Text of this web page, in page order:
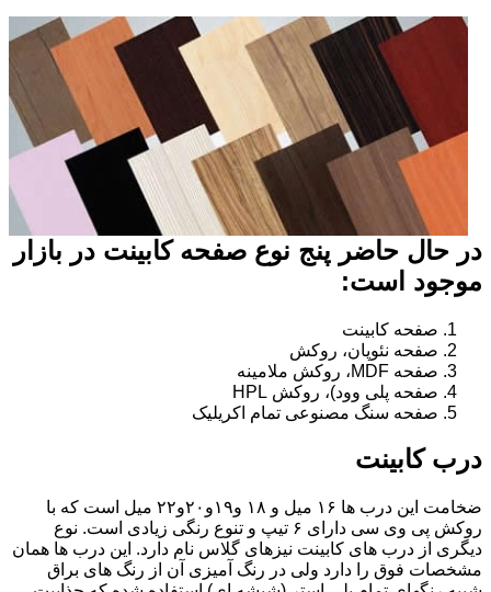
در حال حاضر پنج نوع صفحه کابینت در بازار
موجود است:
صفحه کابینت
صفحه نئوپان، روکش
صفحه MDF، روکش ملامینه
صفحه پلی وود)، روکش HPL
صفحه سنگ مصنوعی تمام اکریلیک
درب کابینت
ضخامت این درب ها ۱۶ میل و ۱۸ و١٩و٢٠و٢٢ میل است که با
روکش پی وی سی دارای ۶ تیپ و تنوع رنگی زیادی است. نوع
دیگری از درب های کابینت نیزهای گلاس نام دارد. این درب ها همان
مشخصات فوق را دارد ولی در رنگ آمیزی آن از رنگ های براق